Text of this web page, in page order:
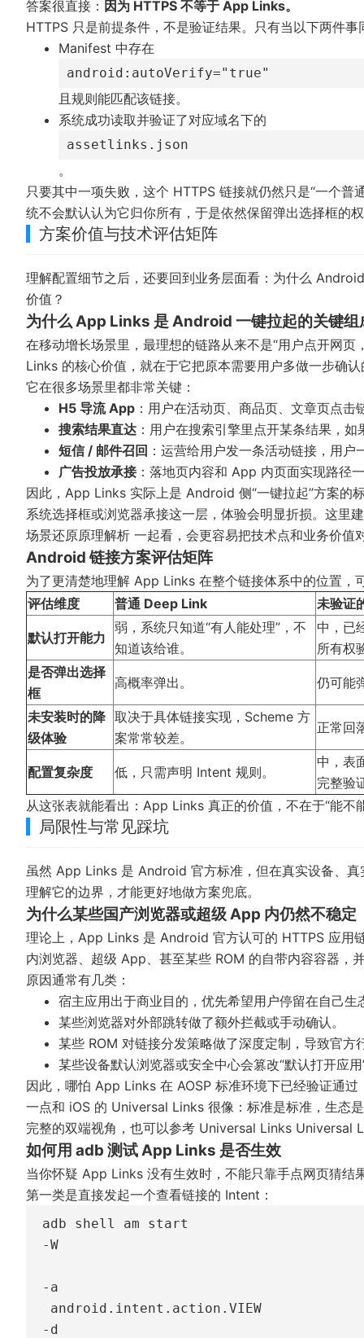
答案很直接： 因为 HTTPS 不等于 App Links。
HTTPS 只是前提条件，不是验证结果。只有当以下两件
Manifest 中存在
android:autoVerify="true"
且规则能匹配该链接。
系统成功读取并验证了对应域名下的
assetlinks.json
。
只要其中一项失败，这个 HTTPS 链接就仍然只是“一个
统不会默认认为它归你所有，于是依然保留弹出选择框的
方案价值与技术评估矩阵
理解配置细节之后，还要回到业务层面看：为什么
价值？
为什么 App Links 是 Android 一键拉起的关键组
在移动增长场景里，最理想的链路从来不是“用户点开网
Links 的核心价值，就在于它把原本需要用户多做一步确
它在很多场景里都非常关键：
H5 导流 App ：用户在活动页、商品页、文章页点
搜索结果直达 ：用户在搜索引擎里点开某条结果，
短信 / 邮件召回 ：运营给用户发一条活动链接，用
广告投放承接：落地页内容和 App 内页面实现路径
因此，App Links 实际上是 Android 侧“一键拉起”方案的
系统选择框或浏览器承接这一层，体验会明显折损。这里
场景还原原理解析 一起看，会更容易把技术点和业务价值
Android 链接方案评估矩阵
为了更清楚地理解 App Links 在整个链接体系中的位置，
评估维度
普通 Deep Link 未验证
默认打开能力
弱，系统只知道“有人能处理”，不
知道该给谁。
中，已
所有权
是否弹出选择
框
高概率弹出。 仍可能
未安装时的降
级体验
取决于具体链接实现，Scheme 方
案常常较差。
正常回
配置复杂度 低，只需声明 Intent 规则。
中，表
完整验
从这张表就能看出：App Links 真正的价值，不在于“能不
局限性与常见踩坑
虽然 App Links 是 Android 官方标准，但在真实设备、
理解它的边界，才能更好地做方案兜底。
为什么某些国产浏览器或超级 App 内仍然不稳定
理论上，App Links 是 Android 官方认可的 HTTPS 应用
内浏览器、超级 App、甚至某些 ROM 的自带内容容器，
原因通常有几类：
宿主应用出于商业目的，优先希望用户停留在自己
某些浏览器对外部跳转做了额外拦截或手动确认。
某些 ROM 对链接分发策略做了深度定制，导致官方
某些设备默认浏览器或安全中心会篡改“默认打开应
因此，哪怕 App Links 在 AOSP 标准环境下已经验证通
一点和 iOS 的 Universal Links 很像：标准是标准，生态
完整的双端视角，也可以参考 Universal Links Universal
如何用 adb 测试 App Links 是否生效
当你怀疑 App Links 没有生效时，不能只靠手点网页猜
第一类是直接发起一个查看链接的 Intent：
adb shell am start
-W
-a
android.intent.action.VIEW
-d